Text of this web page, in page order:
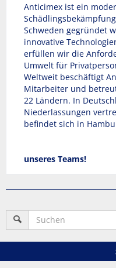
Anticimex ist ein
Schweden gegründet
innovative
erfüllen wir die
Umwelt für
Weltweit beschäftigt
Mitarbeiter und
22 Ländern. In
Niederlassungen
befindet sich in
unseres Teams!